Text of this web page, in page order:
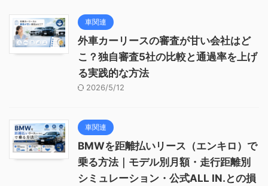
車関連
外車カーリースの審査が甘い会社はど
こ？独自審査5社の比較と通過率を上げ
る実践的な方法
2026/5/12
車関連
BMWを距離払いリース（エンキロ）で
乗る方法｜モデル別月額・走行距離別
シミュレーション・公式ALL IN.との損